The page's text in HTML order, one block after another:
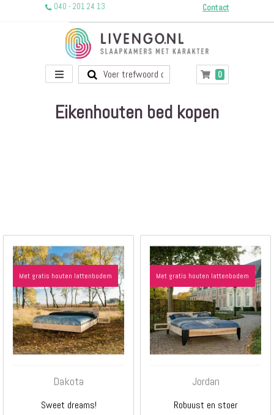
040 - 201 24 13 Contact
Toggle
Winkelwagen
0producten
Eikenhouten bed kopen
Met gratis houten lattenbodem
Dakota
Sweet dreams!
Met gratis houten lattenbodem
Jordan
Robuust en stoer